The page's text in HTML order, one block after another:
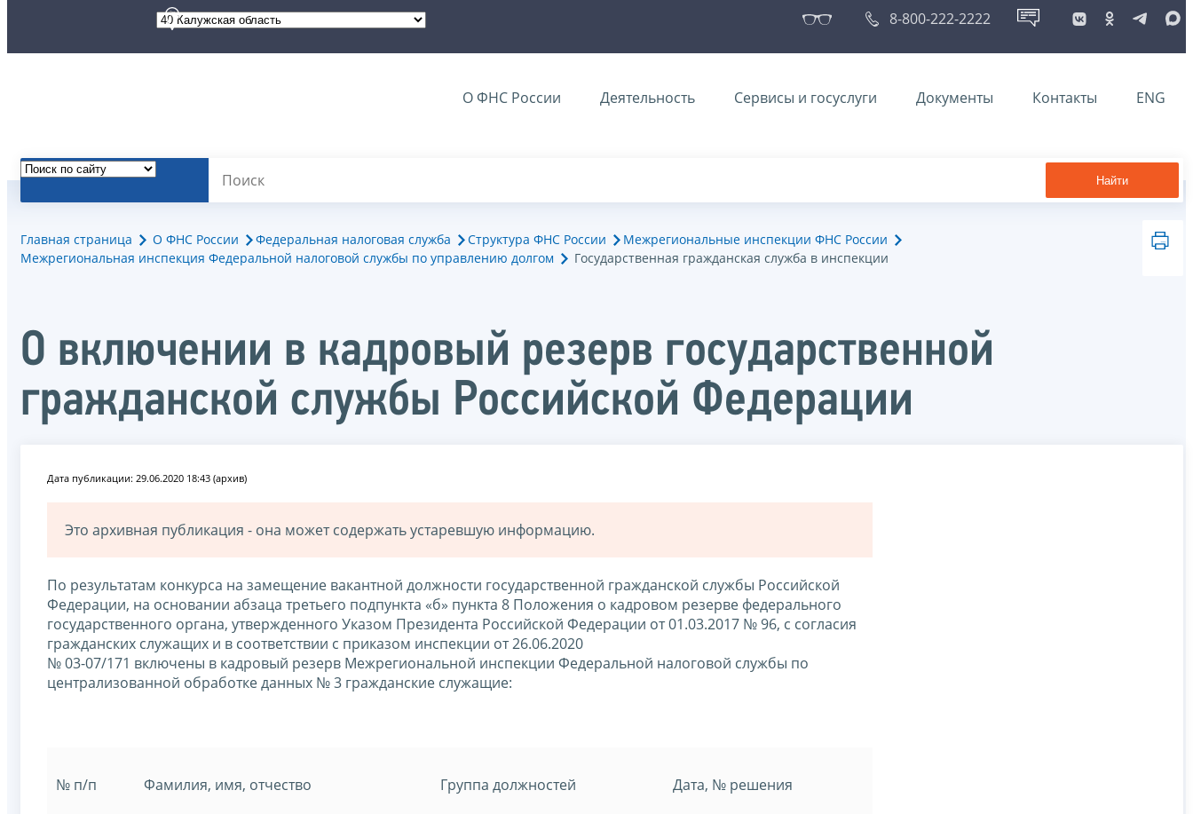
8-800-222-2222
О ФНС России Деятельность Сервисы и госуслуги Документы Контакты ENG
Найти
Главная страница О ФНС России Федеральная налоговая служба Структура ФНС России
Межрегиональные инспекции ФНС России
Межрегиональная инспекция Федеральной налоговой службы по управлению долгом
Государственная гражданская служба в инспекции
О включении в кадровый резерв государственной
гражданской службы Российской Федерации
Дата публикации: 29.06.2020 18:43 (архив)
Это архивная публикация - она может содержать устаревшую информацию.
По результатам конкурса на замещение вакантной должности государственной гражданской службы Российской
Федерации, на основании абзаца третьего подпункта «б» пункта 8 Положения о кадровом резерве федерального
государственного органа, утвержденного Указом Президента Российской Федерации от 01.03.2017 № 96, с согласия
гражданских служащих и в соответствии с приказом инспекции от 26.06.2020
№ 03-07/171 включены в кадровый резерв Межрегиональной инспекции Федеральной налоговой службы по
централизованной обработке данных № 3 гражданские служащие:
№ п/п Фамилия, имя, отчество Группа должностей Дата, № решения